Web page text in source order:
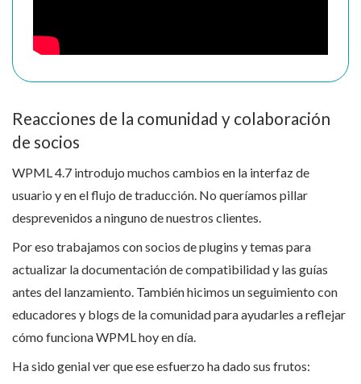
Reacciones de la comunidad y colaboración
de socios
WPML 4.7 introdujo muchos cambios en la interfaz de
usuario y en el flujo de traducción. No queríamos pillar
desprevenidos a ninguno de nuestros clientes.
Por eso trabajamos con socios de plugins y temas para
actualizar la documentación de compatibilidad y las guías
antes del lanzamiento. También hicimos un seguimiento con
educadores y blogs de la comunidad para ayudarles a reflejar
cómo funciona WPML hoy en día.
Ha sido genial ver que ese esfuerzo ha dado sus frutos: